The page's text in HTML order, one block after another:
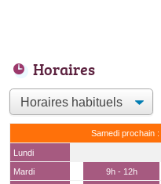
Horaires
Samedi prochain :
Lundi
Mardi
9h - 12h